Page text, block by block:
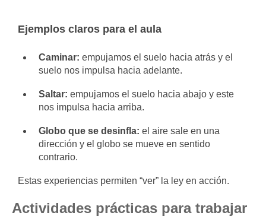
Ejemplos claros para el aula
Caminar: empujamos el suelo hacia atrás y el
suelo nos impulsa hacia adelante.
Saltar: empujamos el suelo hacia abajo y este
nos impulsa hacia arriba.
Globo que se desinfla: el aire sale en una
dirección y el globo se mueve en sentido
contrario.
Estas experiencias permiten “ver” la ley en acción.
Actividades prácticas para trabajar